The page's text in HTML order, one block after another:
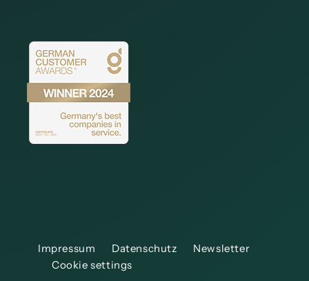
Impressum Datenschutz
Newsletter
Cookie settings